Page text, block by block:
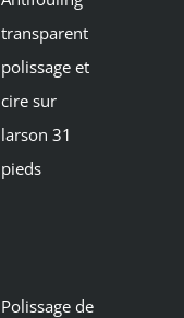
transparent
polissage et
cire sur
larson 31
pieds
Polissage de